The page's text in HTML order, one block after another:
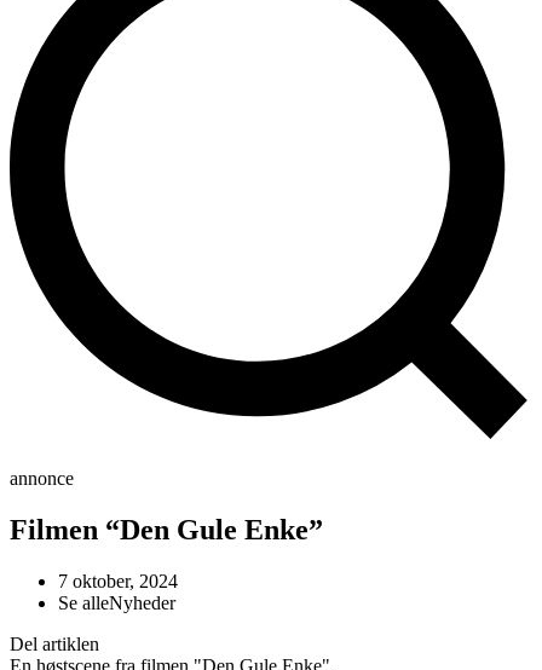
annonce
Filmen “Den Gule Enke”
7 oktober, 2024
Se alleNyheder
Del artiklen
En høstscene fra filmen "Den Gule Enke".